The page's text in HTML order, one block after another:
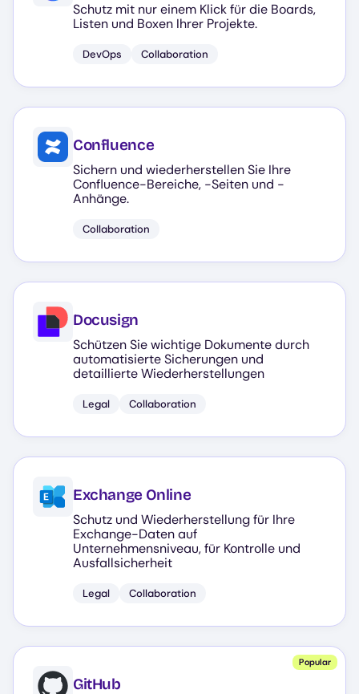
Schutz mit nur einem Klick für die Boards,
Listen und Boxen Ihrer Projekte.
DevOps Collaboration
Confluence
Sichern und wiederherstellen Sie Ihre
Confluence-Bereiche, -Seiten und -
Anhänge.
Collaboration
Docusign
Schützen Sie wichtige Dokumente durch
automatisierte Sicherungen und
detaillierte Wiederherstellungen
Legal Collaboration
Exchange Online
Schutz und Wiederherstellung für Ihre
Exchange-Daten auf
Unternehmensniveau, für Kontrolle und
Ausfallsicherheit
Legal Collaboration
Popular
GitHub